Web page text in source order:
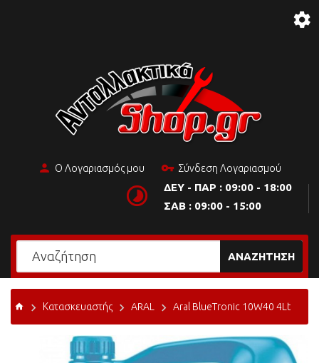
Ο Λογαριασμός μου Σύνδεση Λογαριασμού
ΔΕΥ - ΠΑΡ : 09:00 - 18:00
ΣΑΒ : 09:00 - 15:00
ΑΝΑΖΉΤΗΣΗ
Κατασκευαστής ARAL Aral BlueTronic 10W40 4Lt